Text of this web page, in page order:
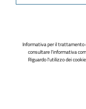
Informativa per il trattamento
consultare l'informativa
Riguardo l'utilizzo dei